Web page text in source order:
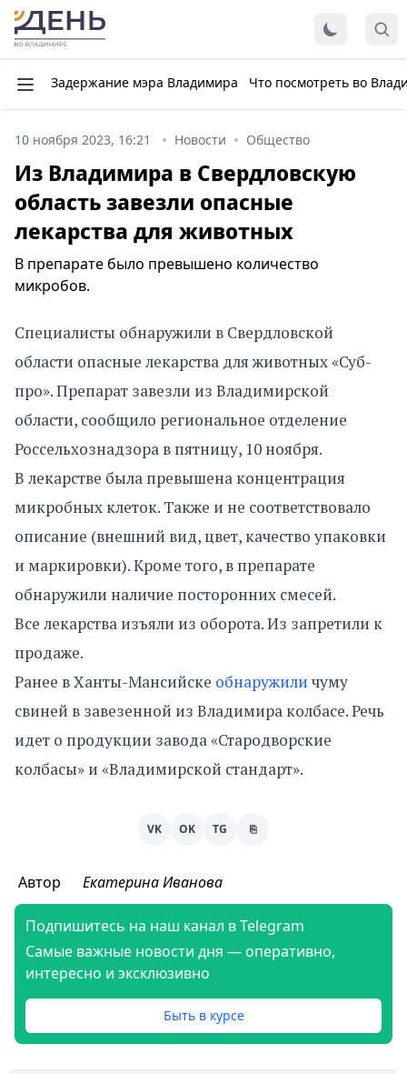
Задержание мэра Владимира Что посмотреть во
10 ноября 2023, 16:21 Новости Общество
Из Владимира в Свердловскую
область завезли опасные
лекарства для животных
В препарате было превышено количество
микробов.
Специалисты обнаружили в Свердловской
области опасные лекарства для животных «Суб-
про». Препарат завезли из Владимирской
области, сообщило региональное отделение
Россельхознадзора в пятницу, 10 ноября.
В лекарстве была превышена концентрация
микробных клеток. Также и не соответствовало
описание (внешний вид, цвет, качество упаковки
и маркировки). Кроме того, в препарате
обнаружили наличие посторонних смесей.
Все лекарства изъяли из оборота. Из запретили к
продаже.
Ранее в Ханты-Мансийске обнаружили чуму
свиней в завезенной из Владимира колбасе. Речь
идет о продукции завода «Стародворские
колбасы» и «Владимирской стандарт».
VK OK TG ⎘
Автор Екатерина Иванова
Подпишитесь на наш канал в Telegram
Самые важные новости дня — оперативно,
интересно и эксклюзивно
Быть в курсе